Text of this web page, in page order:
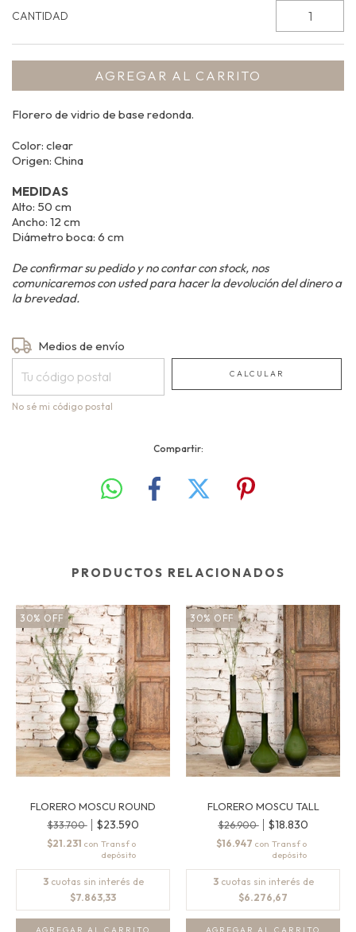
CANTIDAD
Florero de vidrio de base redonda.
Color: clear
Origen: China
MEDIDAS
Alto: 50 cm
Ancho: 12 cm
Diámetro boca: 6 cm
De confirmar su pedido y no contar con stock, nos
comunicaremos con usted para hacer la devolución del dinero a
la brevedad.
Entregas para el CP:
Medios de envío
CALCULAR
No sé mi código postal
Compartir:
PRODUCTOS RELACIONADOS
30% OFF
FLORERO MOSCU ROUND
$33.700 $23.590
$21.231 con
3 cuotas sin interés de
$7.863,33
30% OFF
FLORERO MOSCU TALL
$26.900 $18.830
$16.947 con
3 cuotas sin interés de
$6.276,67